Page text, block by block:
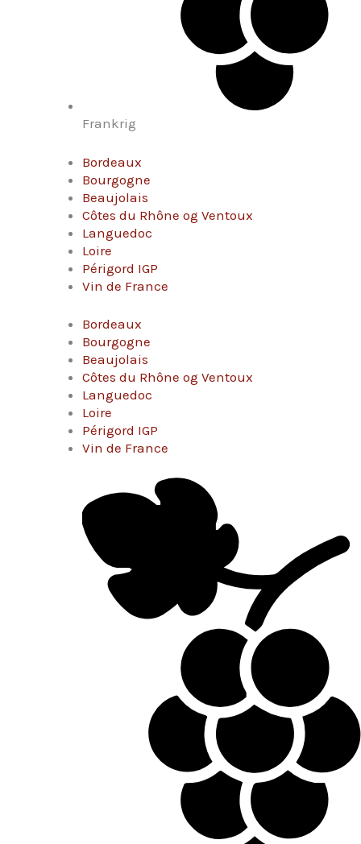
Frankrig
Bordeaux
Bourgogne
Beaujolais
Côtes du Rhône og Ventoux
Languedoc
Loire
Périgord IGP
Vin de France
Bordeaux
Bourgogne
Beaujolais
Côtes du Rhône og Ventoux
Languedoc
Loire
Périgord IGP
Vin de France